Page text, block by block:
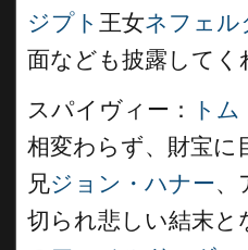
ジプト 王女ネフェル
面なども披露してく
スパイヴィー：
ト
相変わらず、財宝に
兄ジョン・ハナー、
切られ悲しい結末